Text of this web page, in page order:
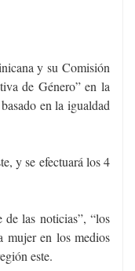
y su Comisión
de Género” en la
en la igualdad
y se efectuará los 4
las noticias”, “los
mujer en los medios
este.